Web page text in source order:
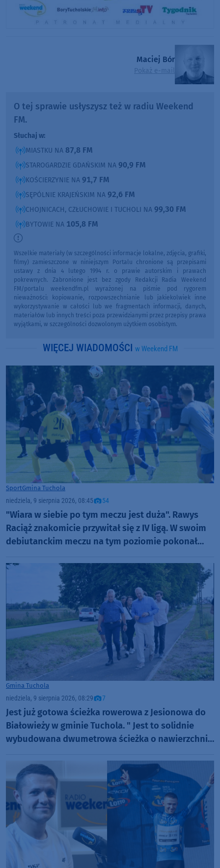
Maciej Bór
Pokaż e-mail
O tej sprawie usłyszysz też w radiu Weekend
FM.
Słuchaj w:
MIASTKU NA 87,8 FM
STAROGARDZIE GDAŃSKIM NA 90,9 FM
KOŚCIERZYNIE NA 91,7 FM
SĘPÓLNIE KRAJEŃSKIM NA 92,6 FM
CHOJNICACH, CZŁUCHOWIE I TUCHOLI NA 99,30 FM
BYTOWIE NA 105,8 FM
Wszelkie materiały (w szczególności informacje lokalne, zdjęcia, grafiki,
filmy) zamieszczone w niniejszym Portalu chronione są przepisami
ustawy z dnia 4 lutego 1994 r. o prawie autorskim i prawach
pokrewnych. Zabronione jest bez zgody Redakcji Radia Weekend
FM/portalu weekendfm.pl wyrażonej na piśmie pod rygorem
nieważności: kopiowanie, rozpowszechnianie lub jakiekolwiek inne
wykorzystywanie w całości lub we fragmentach informacji, danych,
materiałów lub innych treści poza przewidzianymi przez przepisy prawa
wyjątkami, w szczególności dozwolonym użytkiem osobistym.
WIĘCEJ WIADOMOŚCI w Weekend FM
SportGmina Tuchola
niedziela, 9 sierpnia 2026, 08:45 54
"Wiara w siebie po tym meczu jest duża". Rawys
Raciąż znakomicie przywitał się z IV ligą. W swoim
debiutanckim meczu na tym poziomie pokonał
Gmina Tuchola
niedziela, 9 sierpnia 2026, 08:29 7
Jest już gotowa ścieżka rowerowa z Jesionowa do
Białowieży w gminie Tuchola. " Jest to solidnie
wybudowana dwumetrowa ścieżka o nawierzchni